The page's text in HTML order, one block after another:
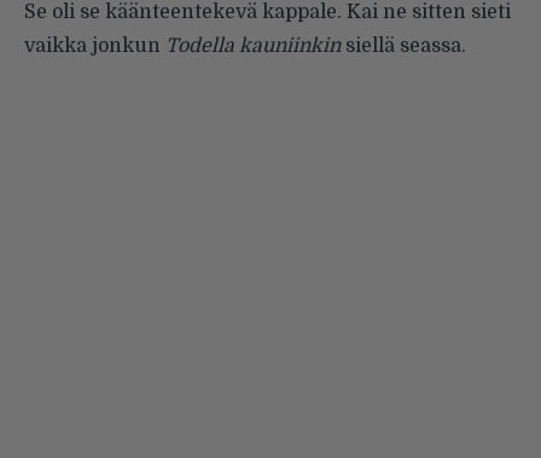
Se oli se käänteentekevä kappale. Kai ne sitten sieti
vaikka jonkun Todella kauniinkinsiellä seassa.